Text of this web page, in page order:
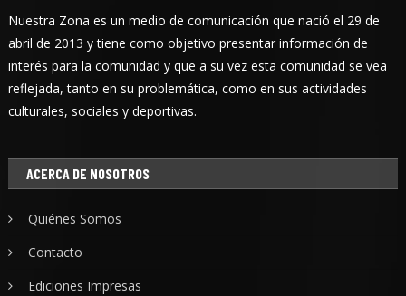
Nuestra Zona es un medio de comunicación que nació el 29 de
abril de 2013 y tiene como objetivo presentar información de
interés para la comunidad y que a su vez esta comunidad se vea
reflejada, tanto en su problemática, como en sus actividades
culturales, sociales y deportivas.
ACERCA DE NOSOTROS
Quiénes Somos
Contacto
Ediciones Impresas